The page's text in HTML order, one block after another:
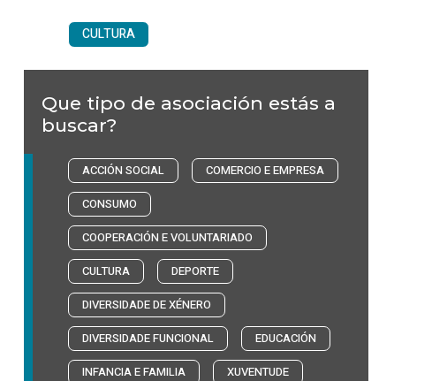
CULTURA
Que tipo de asociación estás a
buscar?
ACCIÓN SOCIAL
COMERCIO E EMPRESA
CONSUMO
COOPERACIÓN E VOLUNTARIADO
CULTURA
DEPORTE
DIVERSIDADE DE XÉNERO
DIVERSIDADE FUNCIONAL
EDUCACIÓN
INFANCIA E FAMILIA
XUVENTUDE